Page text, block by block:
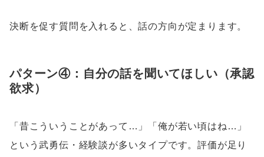
決断を促す質問を入れると、話の方向が定まります。
パターン④：自分の話を聞いてほしい（承認
欲求）
「昔こういうことがあって…」「俺が若い頃はね…」
という武勇伝・経験談が多いタイプです。評価が足り